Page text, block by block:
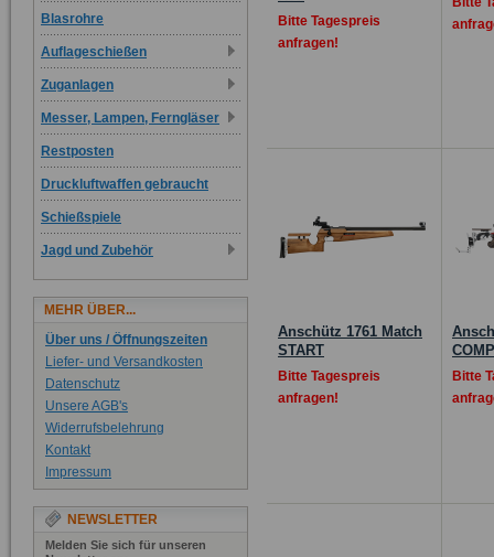
Bitte Tagespreis
anfragen!
Anschütz 1761 Match
START
Bitte Tagespreis
anfragen!
Bitte
Blasrohre
Auflageschießen
Zuganlagen
Messer, Lampen, Ferngläser
Restposten
Druckluftwaffen gebraucht
Schießspiele
Jagd und Zubehör
MEHR ÜBER...
Über uns / Öffnungszeiten
Liefer- und Versandkosten
Datenschutz
Unsere AGB's
Widerrufsbelehrung
Kontakt
Impressum
NEWSLETTER
Melden Sie sich für unseren